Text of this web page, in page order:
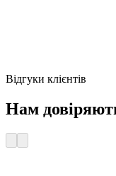
Відгуки клієнтів
Нам